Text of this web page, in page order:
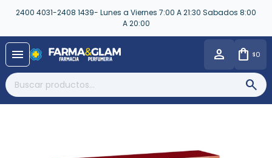
2400 4031-2408 1439- Lunes a Viernes 7:00 A 21:30 Sabados 8:00
A 20:00
menu $0